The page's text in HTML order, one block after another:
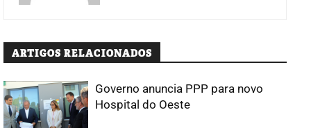
ARTIGOS RELACIONADOS
Governo anuncia PPP para novo
Hospital do Oeste